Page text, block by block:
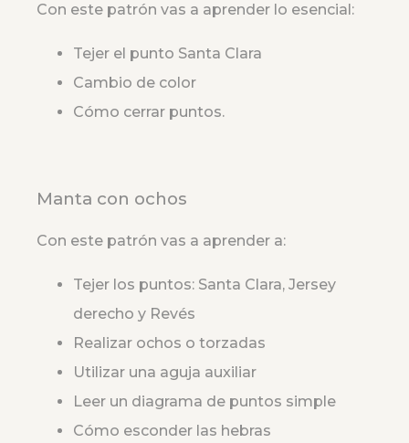
Con este patrón vas a aprender lo esencial:
Tejer el punto Santa Clara
Cambio de color
Cómo cerrar puntos.
Manta con ochos
Con este patrón vas a aprender a:
Tejer los puntos: Santa Clara, Jersey
derecho y Revés
Realizar ochos o torzadas
Utilizar una aguja auxiliar
Leer un diagrama de puntos simple
Cómo esconder las hebras